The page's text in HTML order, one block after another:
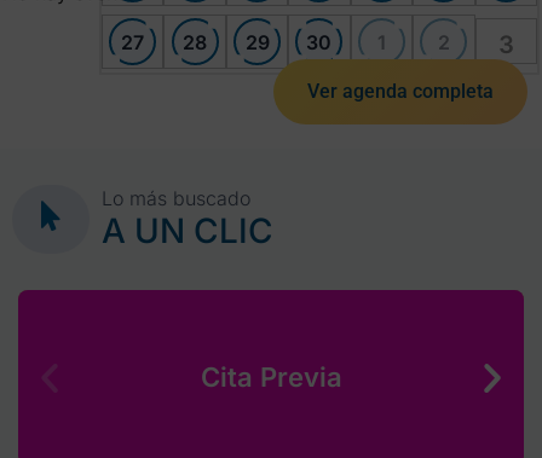
27 28 29 30 1 2 3
Ver agenda completa
Lo más buscado
A UN CLIC
Cita Previa